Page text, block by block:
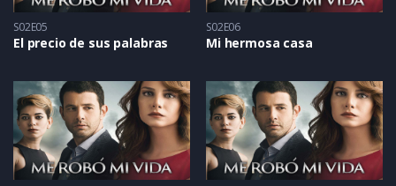
S02E05
El precio de sus palabras
S02E06
Mi hermosa casa